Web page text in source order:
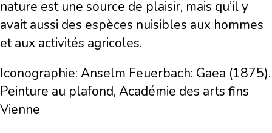
nature est une source de plaisir, mais qu’il y
avait aussi des espèces nuisibles aux hommes
et aux activités agricoles.
Iconographie: Anselm Feuerbach: Gaea (1875).
Peinture au plafond, Académie des arts fins
Vienne